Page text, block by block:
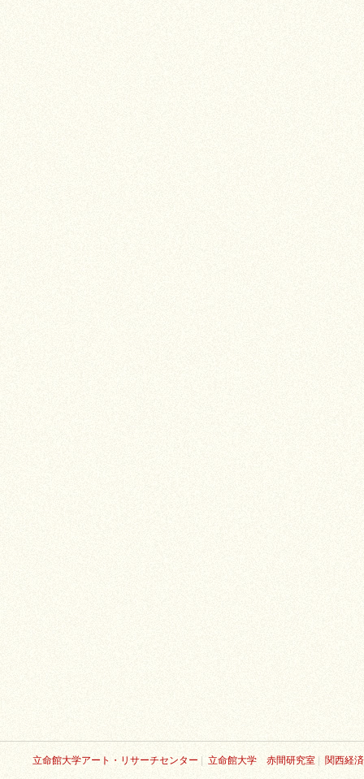
立命館大学アート・リサーチセンター 立命館大学 赤間研究室 関西経